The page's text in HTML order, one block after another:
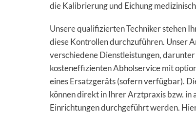
die Kalibrierung und Eichung
Unsere qualifizierten Techniker stehen
diese Kontrollen durchzuführen. Unser
verschiedene Dienstleistungen, darunter
kosteneffizienten Abholservice mit
eines Ersatzgeräts (sofern verfügbar).
können direkt in Ihrer Arztpraxis bzw. in
Einrichtungen durchgeführt werden.